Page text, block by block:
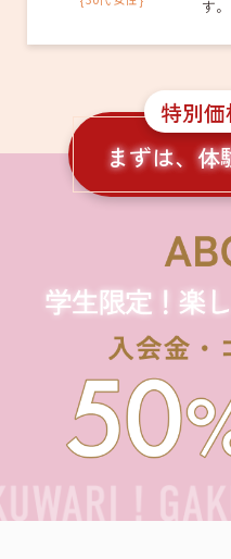
す。
特別
まずは、体